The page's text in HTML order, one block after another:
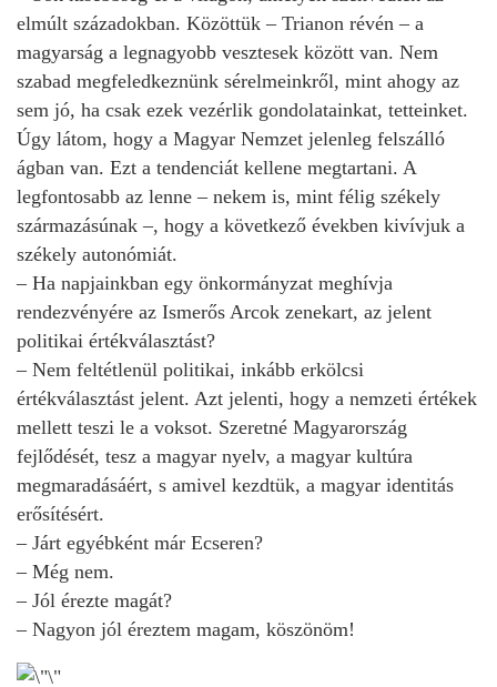
elmúlt századokban. Közöttük – Trianon révén – a
magyarság a legnagyobb vesztesek között van. Nem
szabad megfeledkeznünk sérelmeinkről, mint ahogy az
sem jó, ha csak ezek vezérlik gondolatainkat, tetteinket.
Úgy látom, hogy a Magyar Nemzet jelenleg felszálló
ágban van. Ezt a tendenciát kellene megtartani. A
legfontosabb az lenne – nekem is, mint félig székely
származásúnak –, hogy a következő években kivívjuk a
székely autonómiát.
– Ha napjainkban egy önkormányzat meghívja
rendezvényére az Ismerős Arcok zenekart, az jelent
politikai értékválasztást?
– Nem feltétlenül politikai, inkább erkölcsi
értékválasztást jelent. Azt jelenti, hogy a nemzeti értékek
mellett teszi le a voksot. Szeretné Magyarország
fejlődését, tesz a magyar nyelv, a magyar kultúra
megmaradásáért, s amivel kezdtük, a magyar identitás
erősítésért.
– Járt egyébként már Ecseren?
– Még nem.
– Jól érezte magát?
– Nagyon jól éreztem magam, köszönöm!